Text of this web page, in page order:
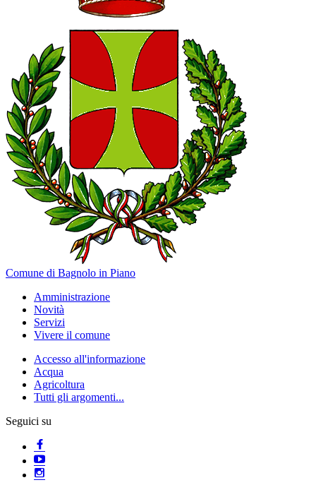
Comune di Bagnolo in Piano
Amministrazione
Novità
Servizi
Vivere il comune
Accesso all'informazione
Acqua
Agricoltura
Tutti gli argomenti...
Seguici su